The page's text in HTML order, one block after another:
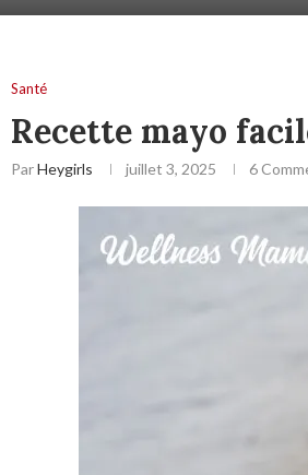
Santé
Recette mayo
ParHeygirls juillet 3, 2025 6